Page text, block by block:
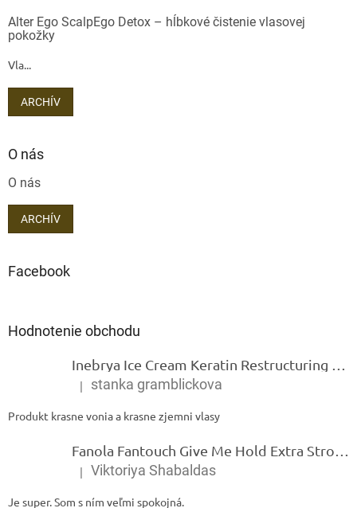
Alter Ego ScalpEgo Detox – hĺbkové čistenie vlasovej
pokožky
Vla...
ARCHÍV
O nás
O nás
ARCHÍV
Facebook
Hodnotenie obchodu
Hodnotenie produktu je 5 z 5 hviezdičiek.
| stanka gramblickova
Produkt krasne vonia a krasne zjemni vlasy
Hodnotenie produktu je 5 z 5 hviezdičiek.
| Viktoriya Shabaldas
Je super. Som s ním veľmi spokojná.